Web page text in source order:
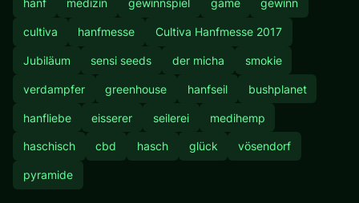
hanf medizin gewinnspiel game gewinn
cultiva hanfmesse Cultiva Hanfmesse 2017
Jubiläum sensi seeds der micha smokie
verdampfer greenhouse hanfseil bushplanet
hanfliebe eisserer seilerei medihemp
haschisch cbd hasch glück vösendorf
pyramide